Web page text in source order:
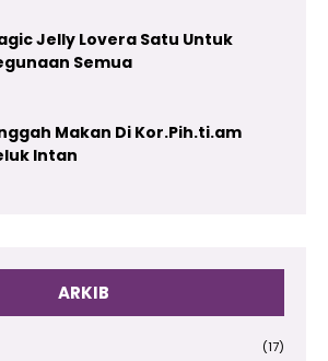
Jelly Lovera Satu Untuk
Semua
Makan Di Kor.Pih.ti.am
Intan
ARKIB
(17)